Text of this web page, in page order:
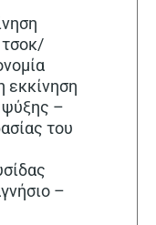
εκκίνηση
–
του
–